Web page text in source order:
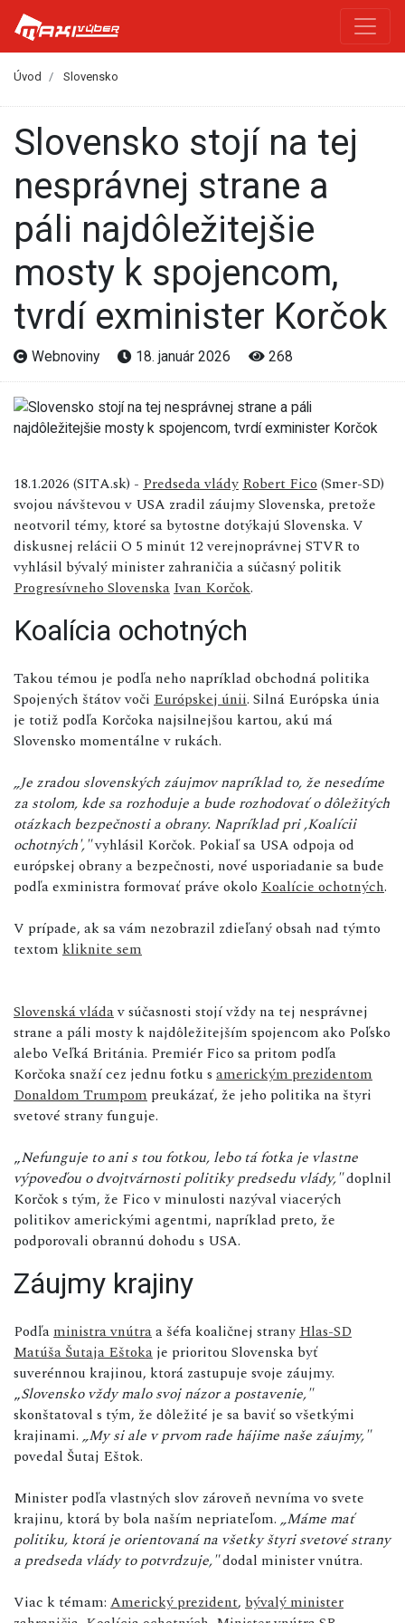
Úvod Slovensko
Slovensko stojí na tej
nesprávnej strane a
páli najdôležitejšie
mosty k spojencom,
tvrdí exminister Korčok
Webnoviny 18. január 2026 268
18.1.2026 (SITA.sk) - Predseda vlády Robert Fico (Smer-SD)
svojou návštevou v USA zradil záujmy Slovenska, pretože
neotvoril témy, ktoré sa bytostne dotýkajú Slovenska. V
diskusnej relácii O 5 minút 12 verejnoprávnej STVR to
vyhlásil bývalý minister zahraničia a súčasný politik
Progresívneho Slovenska Ivan Korčok.
Koalícia ochotných
Takou témou je podľa neho napríklad obchodná politika
Spojených štátov voči Európskej únii. Silná Európska únia
je totiž podľa Korčoka najsilnejšou kartou, akú má
Slovensko momentálne v rukách.
„Je zradou slovenských záujmov napríklad to, že nesedíme
za stolom, kde sa rozhoduje a bude rozhodovať o dôležitých
otázkach bezpečnosti a obrany. Napríklad pri ,Koalícii
ochotných',"vyhlásil Korčok. Pokiaľ sa USA odpoja od
európskej obrany a bezpečnosti, nové usporiadanie sa bude
podľa exministra formovať práve okolo Koalície ochotných.
V prípade, ak sa vám nezobrazil zdieľaný obsah nad týmto
textom kliknite sem
Slovenská vládav súčasnosti stojí vždy na tej nesprávnej
strane a páli mosty k najdôležitejším spojencom ako Poľsko
alebo Veľká Británia. Premiér Fico sa pritom podľa
Korčoka snaží cez jednu fotku s americkým prezidentom
Donaldom Trumpom preukázať, že jeho politika na štyri
svetové strany funguje.
„Nefunguje to ani s tou fotkou, lebo tá fotka je vlastne
výpoveďou o dvojtvárnosti politiky predsedu vlády,"doplnil
Korčok s tým, že Fico v minulosti nazýval viacerých
politikov americkými agentmi, napríklad preto, že
podporovali obrannú dohodu s USA.
Záujmy krajiny
Podľa ministra vnútraa šéfa koaličnej strany Hlas-SD
Matúša Šutaja Eštoka je prioritou Slovenska byť
suverénnou krajinou, ktorá zastupuje svoje záujmy.
„Slovensko vždy malo svoj názor a postavenie,"
skonštatoval s tým, že dôležité je sa baviť so všetkými
krajinami. „My si ale v prvom rade hájime naše záujmy,"
povedal Šutaj Eštok.
Minister podľa vlastných slov zároveň nevníma vo svete
krajinu, ktorá by bola naším nepriateľom. „Máme mať
politiku, ktorá je orientovaná na všetky štyri svetové strany
a predseda vlády to potvrdzuje,"dodal minister vnútra.
Viac k témam: Americký prezident, bývalý minister